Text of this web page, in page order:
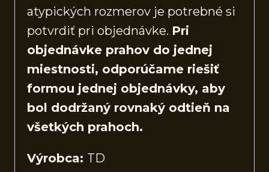
atypických rozmerov je potrebné si
potvrdiť pri objednávke. Pri
objednávke prahov do jednej
miestnosti, odporúčame riešiť
formou jednej objednávky, aby
bol dodržaný rovnaký odtieň na
všetkých prahoch.
Výrobca: TD